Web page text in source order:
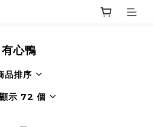
有心鴨
品排序
示 72 個